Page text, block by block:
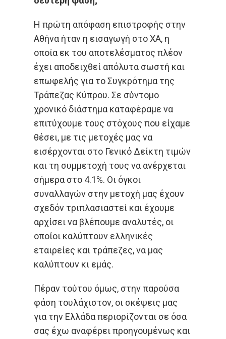
Η πρώτη απόφαση επιστροφής στην
Αθήνα ήταν η εισαγωγή στο ΧΑ, η
οποία εκ του αποτελέσματος πλέον
έχει αποδειχθεί απόλυτα σωστή και
επωφελής για το Συγκρότημα της
Τράπεζας Κύπρου. Σε σύντομο
χρονικό διάστημα καταφέραμε να
επιτύχουμε τους στόχους που είχαμε
θέσει, με τις μετοχές μας να
εισέρχονται στο Γενικό Δείκτη τιμών
και τη συμμετοχή τους να ανέρχεται
σήμερα στο 4.1%. Οι όγκοι
συναλλαγών στην μετοχή μας έχουν
σχεδόν τριπλασιαστεί και έχουμε
αρχίσει να βλέπουμε αναλυτές, οι
οποίοι καλύπτουν ελληνικές
εταιρείες και τράπεζες, να μας
καλύπτουν κι εμάς.
Πέραν τούτου όμως, στην παρούσα
φάση τουλάχιστον, οι σκέψεις μας
για την Ελλάδα περιορίζονται σε όσα
σας έχω αναφέρει προηγουμένως και